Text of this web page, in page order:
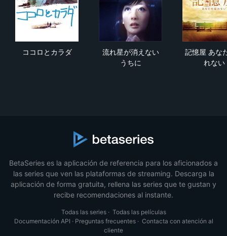
ココロとカラダ
流れ星が消えない
うちに
記憶屋 あな
れない
BetaSeries es la aplicación de referencia para los aficionados a
las series que ven las plataformas de streaming. Descarga la
aplicación de forma gratuita, rellena las series que te gustan y
recibe recomendaciones al instante.
Todas las series· Todas las películas
Documentación API · Preguntas frecuentes· Contacta con atención al
cliente